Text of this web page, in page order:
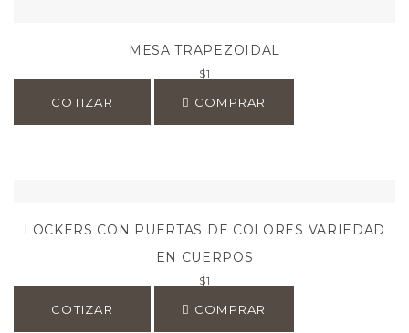
MESA TRAPEZOIDAL
$1
COTIZAR COMPRAR
LOCKERS CON PUERTAS DE COLORES VARIEDAD
EN CUERPOS
$1
COTIZAR COMPRAR